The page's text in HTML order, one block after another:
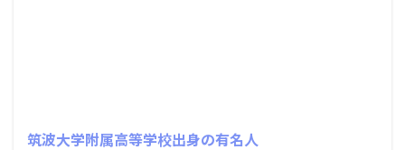
筑波大学附属高等学校出身の有名人